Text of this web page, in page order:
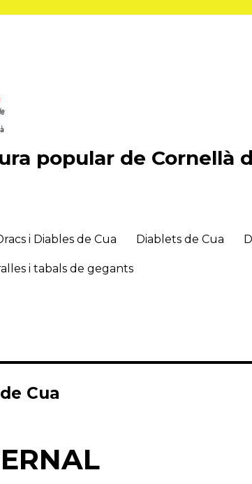
popular de Cornellà
i Diables de Cua Diablets de Cua
i tabals de gegants
Cua